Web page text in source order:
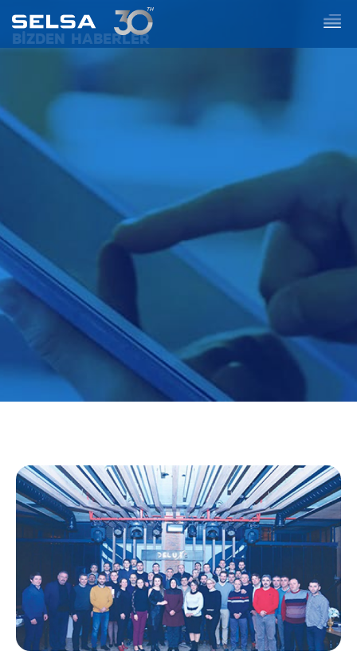
BİZDEN HABERLER